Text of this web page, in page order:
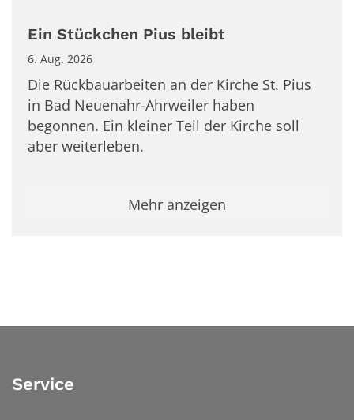
Ein Stückchen Pius bleibt
6. Aug. 2026
Die Rückbauarbeiten an der Kirche St. Pius
in Bad Neuenahr-Ahrweiler haben
begonnen. Ein kleiner Teil der Kirche soll
aber weiterleben.
Mehr anzeigen
Service